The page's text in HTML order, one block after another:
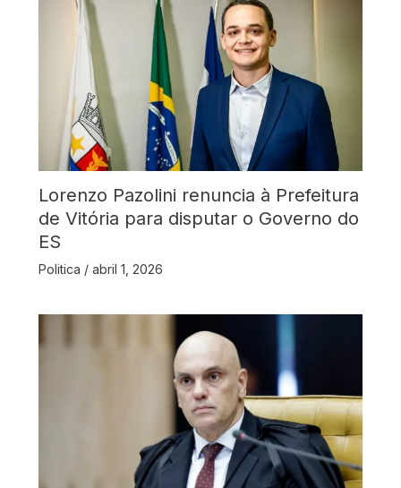
Lorenzo Pazolini renuncia à Prefeitura
de Vitória para disputar o Governo do
ES
Politica / abril 1, 2026